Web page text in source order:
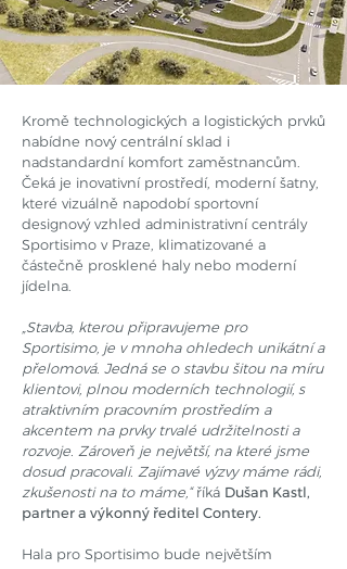
Kromě technologických a logistických prvků
nabídne nový centrální sklad i
nadstandardní komfort zaměstnancům.
Čeká je inovativní prostředí, moderní šatny,
které vizuálně napodobí sportovní
designový vzhled administrativní centrály
Sportisimo v Praze, klimatizované a
částečně prosklené haly nebo moderní
jídelna.
„Stavba, kterou připravujeme pro
Sportisimo, je v mnoha ohledech unikátní a
přelomová. Jedná se o stavbu šitou na míru
klientovi, plnou moderních technologií, s
atraktivním pracovním prostředím a
akcentem na prvky trvalé udržitelnosti a
rozvoje. Zároveň je největší, na které jsme
dosud pracovali. Zajímavé výzvy máme rádi,
zkušenosti na to máme,“říká Dušan Kastl,
partner a výkonný ředitel Contery.
Hala pro Sportisimo bude největším